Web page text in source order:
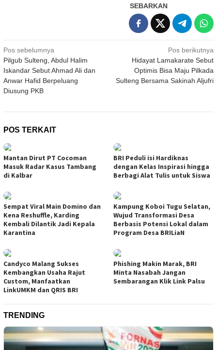
SEBARKAN
Navigasi
pos
Pos sebelumnya
Pilgub Sulteng, Abdul Halim
Iskandar Sebut Ahmad Ali dan
Anwar Hafid Berpeluang
Diusung PKB
Pos berikutnya
Hidayat Lamakarate Sebut
Optimis Bisa Maju Pilkada
Sulteng Bersama Sakinah Aljufri
POS TERKAIT
Mantan Dirut PT Cocoman
Masuk Radar Kasus Tambang
di Kalbar
BRI Peduli isi Hardiknas
dengan Kelas Inspirasi hingga
Berbagi Alat Tulis untuk Siswa
Sempat Viral Main Domino dan
Kena Reshuffle, Karding
Kembali Dilantik Jadi Kepala
Karantina
Kampung Koboi Tugu Selatan,
Wujud Transformasi Desa
Berbasis Potensi Lokal dalam
Program Desa BRILiaN
Candyco Malang Sukses
Kembangkan Usaha Rajut
Custom, Manfaatkan
LinkUMKM dan QRIS BRI
Phishing Makin Marak, BRI
Minta Nasabah Jangan
Sembarangan Klik Link Palsu
TRENDING